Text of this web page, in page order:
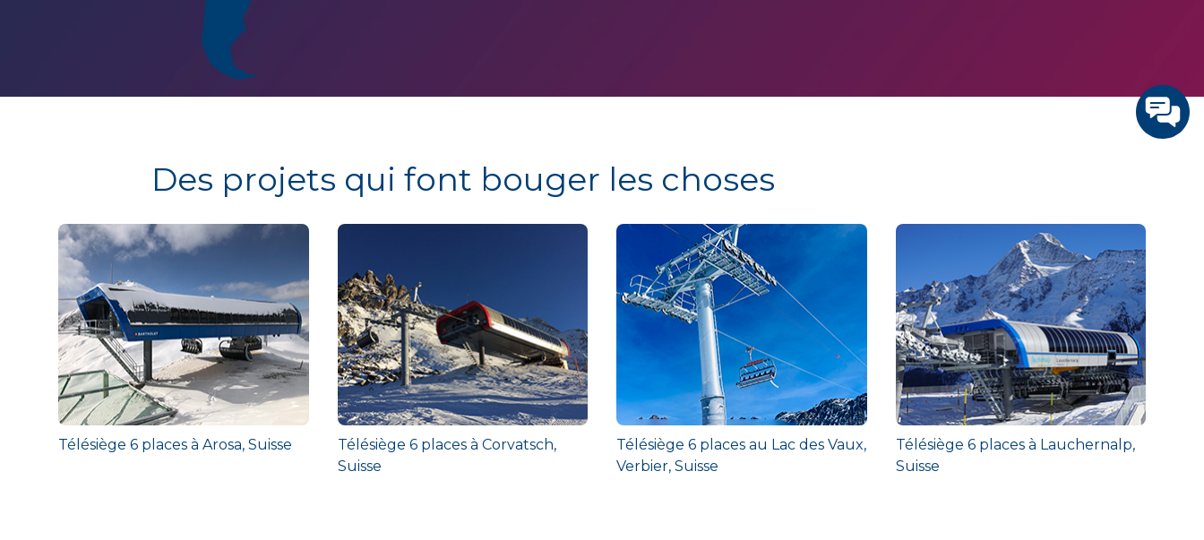
Des projets qui font bouger les choses
Télésiège 6 places à Arosa, Suisse
Télésiège 6 places à Corvatsch,
Suisse
Télésiège 6 places au Lac des Vaux,
Verbier, Suisse
Télésiège 6 places à Lauchernalp,
Suisse